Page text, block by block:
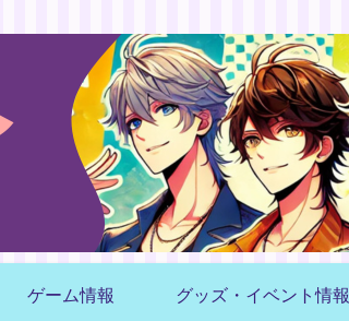
ゲーム情報 グッズ・イベント情報